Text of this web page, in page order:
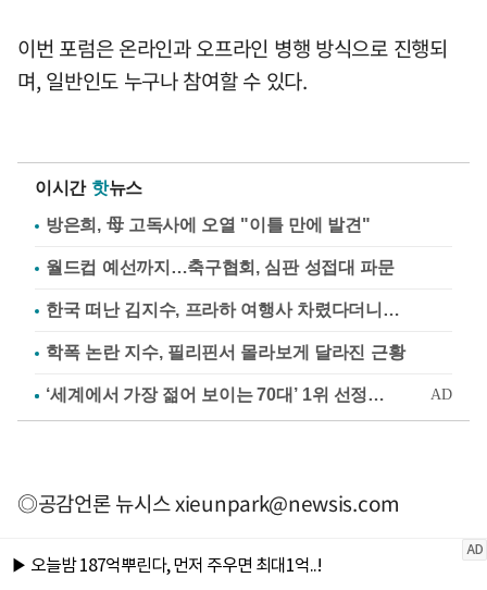
이번 포럼은 온라인과 오프라인 병행 방식으로 진행되
며, 일반인도 누구나 참여할 수 있다.
이시간 핫뉴스
방은희, 母 고독사에 오열 "이틀 만에 발견"
월드컵 예선까지…축구협회, 심판 성접대 파문
한국 떠난 김지수, 프라하 여행사 차렸다더니…
학폭 논란 지수, 필리핀서 몰라보게 달라진 근황
◎공감언론 뉴시스xieunpark@newsis.com